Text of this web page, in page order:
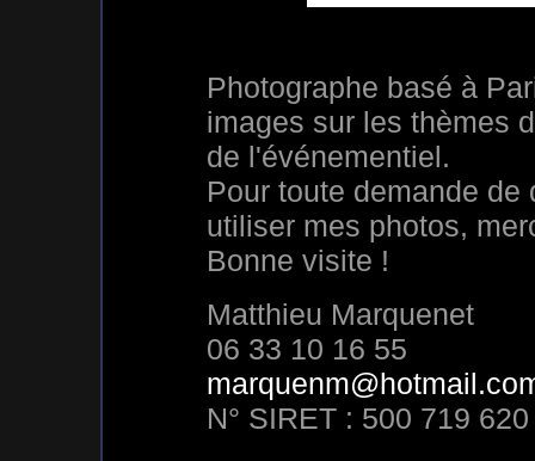
Photographe basé à
images sur les thèmes
de l'événementiel.
Pour toute demande
utiliser mes photos,
Bonne visite !
Matthieu Marquenet
06 33 10 16 55
N° SIRET : 500 719